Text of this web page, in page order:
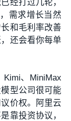
经打过几轮，
需求增长当然
和毛利率改善
还会看你每单
Kimi、MiniMax
型公司很可能
价权。阿里云
靠投资协议，